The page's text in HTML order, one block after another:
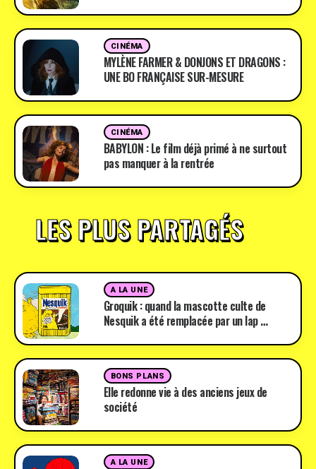
CINÉMA
MYLÈNE FARMER & DONJONS ET DRAGONS :
UNE BO FRANÇAISE SUR-MESURE
CINÉMA
BABYLON : Le film déjà primé à ne surtout
pas manquer à la rentrée
LES PLUS PARTAGÉS
A LA UNE
Groquik : quand la mascotte culte de
Nesquik a été remplacée par un lap …
BONS PLANS
Elle redonne vie à des anciens jeux de
société
A LA UNE